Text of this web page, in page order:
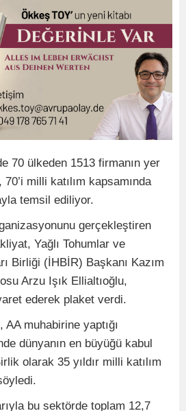
70 ülkeden 1513 firmanın yer
milli katılım kapsamında
temsil ediliyor.
gerçekleştiren
Yağlı Tohumlar ve
Birliği (İHBİR) Başkanı Kazım
Arzu Işık Ellialtıoğlu,
ederek plaket verdi.
AA muhabirine yaptığı
dünyanın en büyüğü kabul
olarak 35 yıldır milli katılım
bu sektörde toplam 12,7